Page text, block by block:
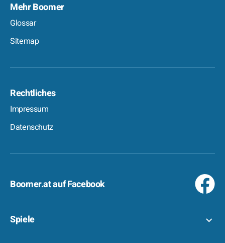
Mehr Boomer
Glossar
Sitemap
Rechtliches
Impressum
Datenschutz
Boomer.at auf Facebook
Spiele